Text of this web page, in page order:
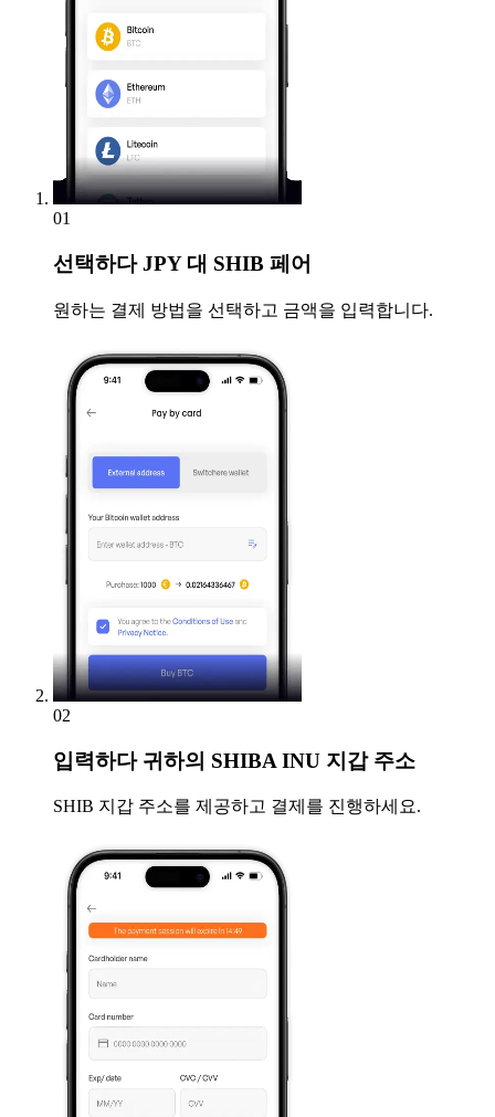
01
선택하다JPY 대 SHIB 페어
원하는 결제 방법을 선택하고 금액을 입력합니다.
02
입력하다귀하의 SHIBA INU 지갑 주소
SHIB 지갑 주소를 제공하고 결제를 진행하세요.